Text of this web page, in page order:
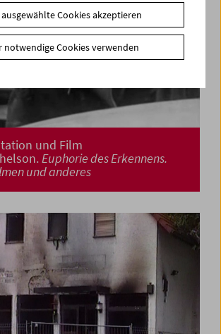
und Film
Euphorie des Erkennens.
und anderes
Cookies akzeptieren
notwendige Cookies verwenden